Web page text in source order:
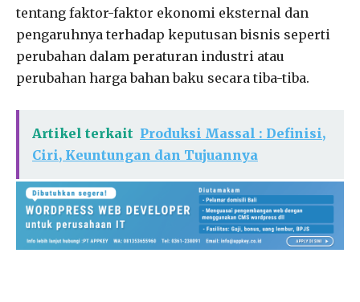
tentang faktor-faktor ekonomi eksternal dan
pengaruhnya terhadap keputusan bisnis seperti
perubahan dalam peraturan industri atau
perubahan harga bahan baku secara tiba-tiba.
Artikel terkait Produksi Massal : Definisi,
Ciri, Keuntungan dan Tujuannya